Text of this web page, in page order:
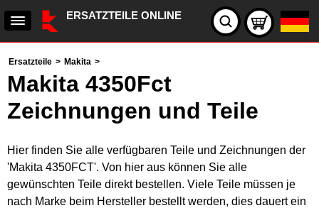
ERSATZTEILE ONLINE
Ersatzteile > Makita >
Makita 4350Fct
Zeichnungen und Teile
Hier finden Sie alle verfügbaren Teile und Zeichnungen der
'Makita 4350FCT'. Von hier aus können Sie alle
gewünschten Teile direkt bestellen. Viele Teile müssen je
nach Marke beim Hersteller bestellt werden, dies dauert ein